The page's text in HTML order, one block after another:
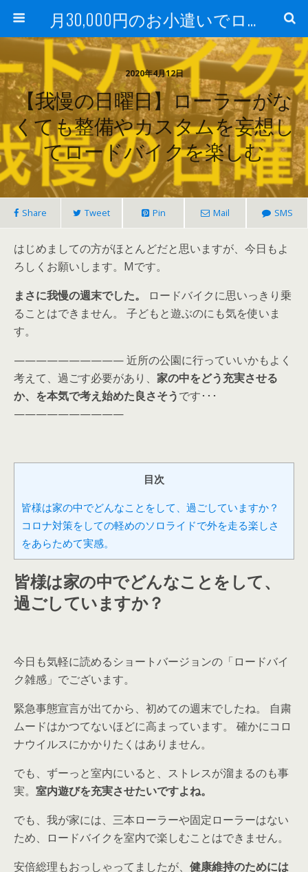
月30,000円のお小遣いでロードバイク
2020年4月12日
【我慢の日曜日】ローラーがな
くても整備やカスタムを妄想し
てロードバイクを楽しむ
Share Tweet Pin Mail SMS
はじめましての方がほとんどだと思いますが、今日もよ
ろしくお願いします。Mです。
まさに我慢の週末でした。
ロードバイクに思いっきり乗
ることはできません。 子どもと遊ぶのにも気を使いま
す。
—————————— 近所の公園に行っていいかもよく
考えて、過ごす必要があり、 家の中をどう充実させる
か、を本気で考え始めた良さそうです･･･
——————————
目次
皆様は家の中でどんなことをして、過ごしていますか？
コロナ対策をしての軽めのソロライドで外を走る楽しさ
をあらためて実感。
皆様は家の中でどんなことをして、
過ごしていますか？
今日も気軽に読めるショートバージョンの「ロードバイ
ク雑感」でございます。
緊急事態宣言が出てから、初めての週末でしたね。 自粛
ムードはかつてないほどに高まっています。 確かにコロ
ナウイルスにかかりたくはありません。
でも、ずーっと室内にいると、ストレスが溜まるのも事
実。 室内遊びを充実させたいですよね。
でも、我が家には、三本ローラーや固定ローラーはない
ため、ロードバイクを室内で楽しむことはできません。
安倍総理もおっしゃってましたが、 健康維持のためには